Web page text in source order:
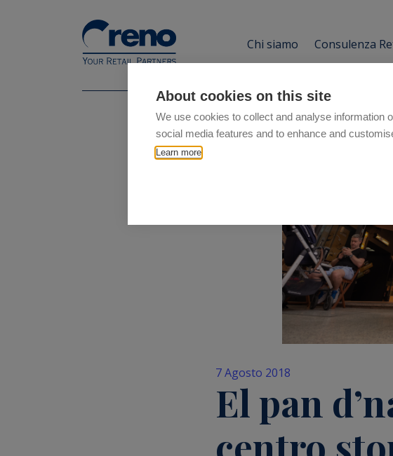
About cookies on this site
We use cookies to collect and analyse information
social media features and to enhance and
Learn more
Chi siamo Consulenza
7 Agosto 2018
El pan
centro